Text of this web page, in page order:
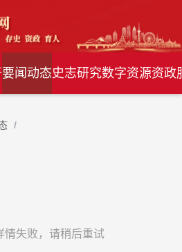
要闻动态史志研究数字资源资政
/
情失败，请稍后重试